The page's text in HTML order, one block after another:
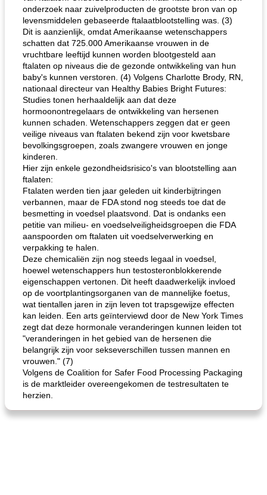
onderzoek naar zuivelproducten de grootste bron van op
levensmiddelen gebaseerde ftalaatblootstelling was. (3)
Dit is aanzienlijk, omdat Amerikaanse wetenschappers
schatten dat 725.000 Amerikaanse vrouwen in de
vruchtbare leeftijd kunnen worden blootgesteld aan
ftalaten op niveaus die de gezonde ontwikkeling van hun
baby's kunnen verstoren. (4) Volgens Charlotte Brody, RN,
nationaal directeur van Healthy Babies Bright Futures:
Studies tonen herhaaldelijk aan dat deze
hormoonontregelaars de ontwikkeling van hersenen
kunnen schaden. Wetenschappers zeggen dat er geen
veilige niveaus van ftalaten bekend zijn voor kwetsbare
bevolkingsgroepen, zoals zwangere vrouwen en jonge
kinderen.
Hier zijn enkele gezondheidsrisico's van blootstelling aan
ftalaten:
Ftalaten werden tien jaar geleden uit kinderbijtringen
verbannen, maar de FDA stond nog steeds toe dat de
besmetting in voedsel plaatsvond. Dat is ondanks een
petitie van milieu- en voedselveiligheidsgroepen die FDA
aanspoorden om ftalaten uit voedselverwerking en
verpakking te halen.
Deze chemicaliën zijn nog steeds legaal in voedsel,
hoewel wetenschappers hun testosteronblokkerende
eigenschappen vertonen. Dit heeft daadwerkelijk invloed
op de voortplantingsorganen van de mannelijke foetus,
wat tientallen jaren in zijn leven tot trapsgewijze effecten
kan leiden. Een arts geïnterviewd door de New York Times
zegt dat deze hormonale veranderingen kunnen leiden tot
"veranderingen in het gebied van de hersenen die
belangrijk zijn voor sekseverschillen tussen mannen en
vrouwen." (7)
Volgens de Coalition for Safer Food Processing Packaging
is de marktleider overeengekomen de testresultaten te
herzien.